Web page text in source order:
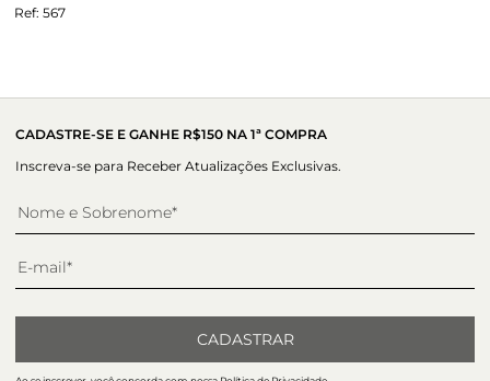
567
CADASTRE-SE E GANHE R$150 NA 1ª COMPRA
Inscreva-se para Receber Atualizações Exclusivas.
CADASTRAR